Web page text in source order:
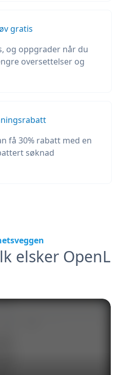
gratis
og oppgrader når du
oversettelser og
få 30% rabatt med en
søknad
elsker OpenL